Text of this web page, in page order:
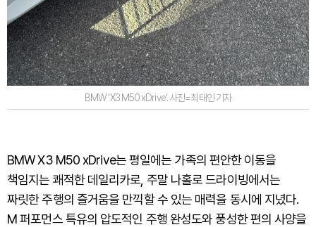
BMW 'X3 M50 xDrive'. 사진=최태인 기자
BMW X3 M50 xDrive는 평일에는 가족의 편안한 이동을
책임지는 쾌적한 데일리카로, 주말 나홀로 드라이빙에서는
짜릿한 주행의 즐거움을 만끽할 수 있는 매력을 동시에 지녔다.
M 퍼포먼스 특유의 압도적인 주행 완성도와 풍성한 편의 사양을